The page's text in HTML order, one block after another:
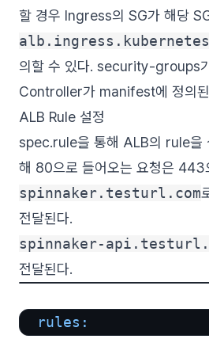
할 경우 Ingress의 SG가 해당
의할 수 있다. security-groups가
Controller가 manifest에 정의된
ALB Rule 설정
spec.rule을 통해 ALB의 rule을
해 80으로 들어오는 요청은 443
spinnaker.testurl.com
전달된다.
spinnaker-
전달된다.
rules: